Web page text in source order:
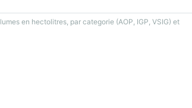
en hectolitres, par categorie (AOP, IGP, VSIG) et